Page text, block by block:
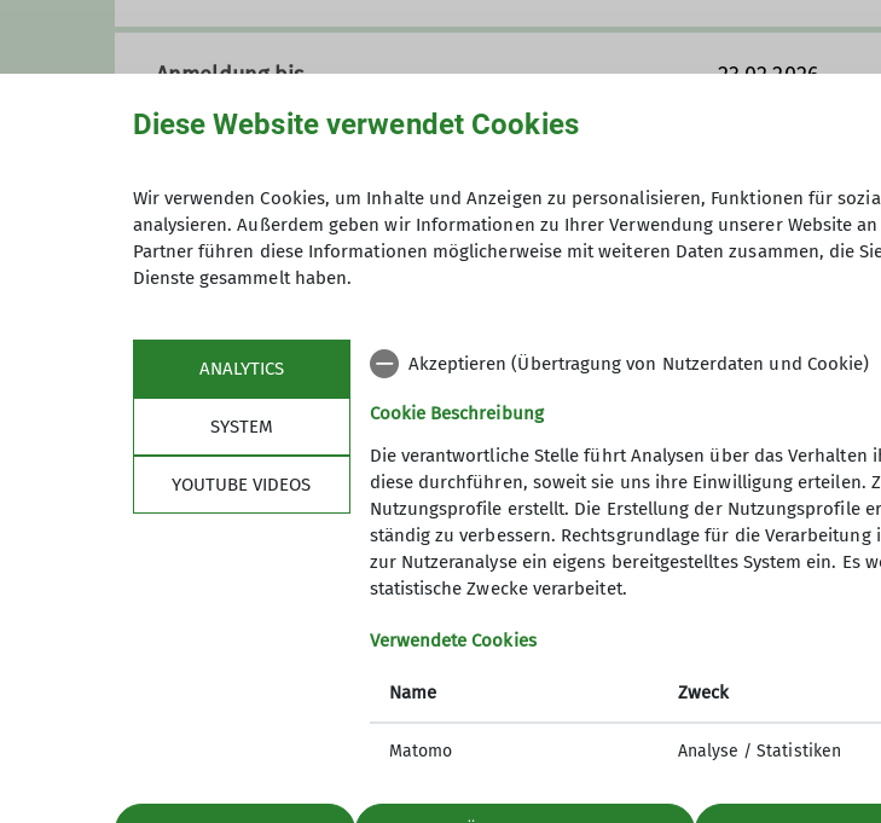
Anmeldung bis 23.02.2026
Maximale Teilnehmeranzahl 6
wichtige Infos
Lawinenlageberichte
Diese Website verwendet Cookies
Wir verwenden Cookies, um Inhalte und Anzeigen zu personalisieren, Funktionen für
analysieren. Außerdem geben wir Informationen zu Ihrer Verwendung unserer Website
Partner führen diese Informationen möglicherweise mit weiteren Daten zusammen, die
Dienste gesammelt haben.
ANALYTICS
SYSTEM
YOUTUBE VIDEOS
Akzeptieren (Übertragung von Nutzerdaten und Cookie)
Cookie Beschreibung
Die verantwortliche Stelle führt Analysen über das
diese durchführen, soweit sie uns ihre Einwilligung erteilen.
Nutzungsprofile erstellt. Die Erstellung der Nutzungsprofile
ständig zu verbessern. Rechtsgrundlage für die Verarbeitung
zur Nutzeranalyse ein eigens bereitgestelltes System ein.
statistische Zwecke verarbeitet.
Verwendete Cookies
Name Zweck
Matomo Analyse / Statistiken